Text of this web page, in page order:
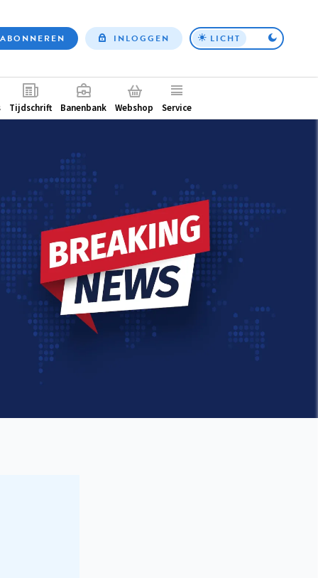
Top
ABONNEREN INLOGGEN LICHT
Tijdschrift Banenbank Webshop Service